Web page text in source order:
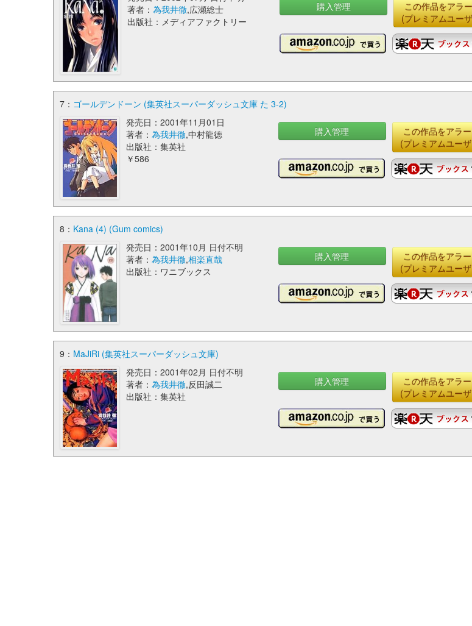
著者：為我井徹,広瀬総士
出版社：メディアファクトリー
購入管理
この作品をアラ
(プレミアムユー
7： ゴールデンドーン (集英社スーパーダッシュ文庫 た 3-2)
発売日：2001年11月01日
著者： 為我井徹,中村龍徳
出版社：集英社
￥586
購入管理
この作品をアラ
(プレミアムユー
8： Kana (4) (Gum comics)
発売日：2001年10月 日付不明
著者： 為我井徹,相楽直哉
出版社：ワニブックス
購入管理
この作品をアラ
(プレミアムユー
9： MaJiRi (集英社スーパーダッシュ文庫)
発売日：2001年02月 日付不明
著者： 為我井徹,反田誠二
出版社：集英社
購入管理
この作品をアラ
(プレミアムユー